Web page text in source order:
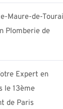
Maure-de-
Plomberie de
Expert en
le 13ème
de Paris